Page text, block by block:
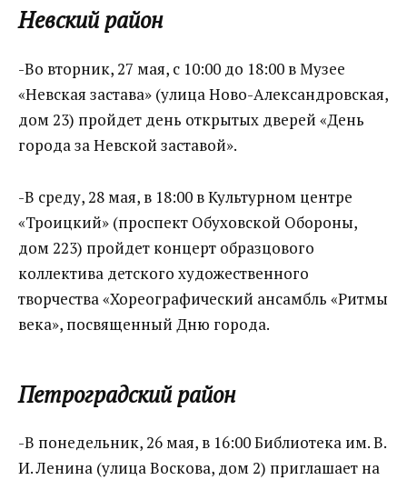
Невский район
-Во вторник, 27 мая, с 10:00 до 18:00 в Музее
«Невская застава» (улица Ново-Александровская,
дом 23) пройдет день открытых дверей «День
города за Невской заставой».
-В среду, 28 мая, в 18:00 в Культурном центре
«Троицкий» (проспект Обуховской Обороны,
дом 223) пройдет концерт образцового
коллектива детского художественного
творчества «Хореографический ансамбль «Ритмы
века», посвященный Дню города.
Петроградский район
-В понедельник, 26 мая, в 16:00 Библиотека им. В.
И. Ленина (улица Воскова, дом 2) приглашает на